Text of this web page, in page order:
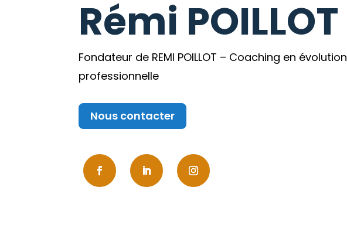
Rémi POILLOT
Fondateur de REMI POILLOT – Coaching en évolution
professionnelle
Nous contacter